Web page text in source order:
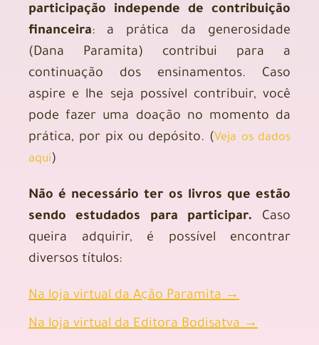
participação independe de contribuição
financeira: a prática da generosidade
(Dana Paramita) contribui para a
continuação dos ensinamentos. Caso
aspire e lhe seja possível contribuir, você
pode fazer uma doação no momento da
prática, por pix ou depósito. (Veja os dados
aqui)
Não é necessário ter os livros que estão
sendo estudados para participar. Caso
queira adquirir, é possível encontrar
diversos títulos:
Na loja virtual da Ação Paramita →
Na loja virtual da Editora Bodisatva →